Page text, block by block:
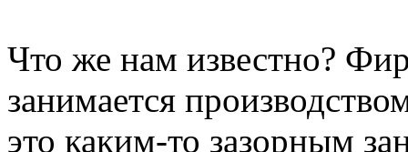
Что же нам известно?
занимается
это каким-то зазорным